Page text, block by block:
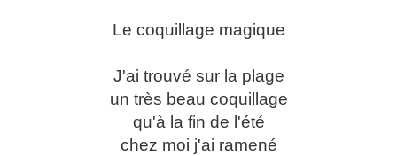
Le coquillage magique
J'ai trouvé sur la plage
un très beau coquillage
qu'à la fin de l'été
chez moi j'ai ramené